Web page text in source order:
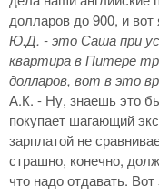
долларов до 900, и вот
Ю.Д. - это Саша при
квартира в Питере
долларов, вот в это
А.К. - Ну, знаешь это
покупает шагающий
зарплатой не
страшно, конечно,
что надо отдавать.